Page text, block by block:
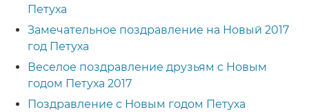
Петуха
Замечательное поздравление на Новый 2017
год Петуха
Веселое поздравление друзьям с Новым
годом Петуха 2017
Поздравление с Новым годом Петуха